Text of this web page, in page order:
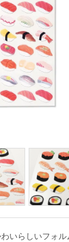
いらしいフォ